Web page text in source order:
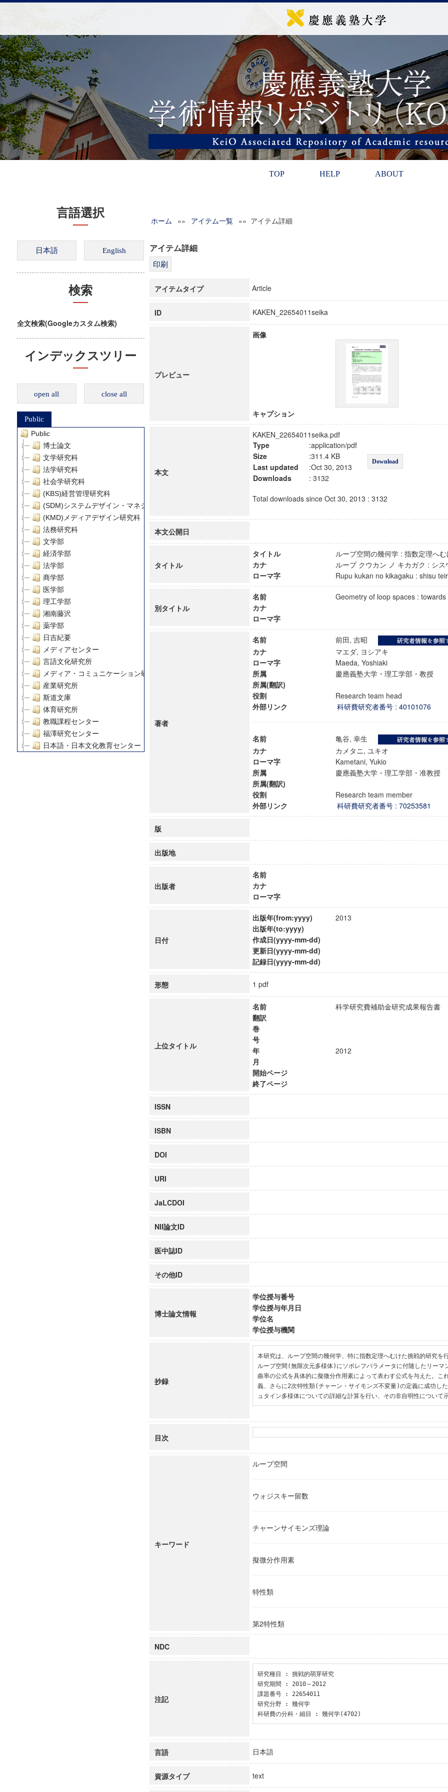
TOP HELP ABOUT
言語選択
検索
全文検索(Googleカスタム検索)
インデックスツリー
open all close all
Public
Public
博士論文
文学研究科
法学研究科
社会学研究科
(KBS)経営管理研究科
(SDM)システムデザイン・マネジメント研究科
(KMD)メディアデザイン研究科
法務研究科
文学部
経済学部
法学部
商学部
医学部
理工学部
湘南藤沢
薬学部
日吉紀要
メディアセンター
言語文化研究所
メディア・コミュニケーション研究所
産業研究所
斯道文庫
体育研究所
教職課程センター
福澤研究センター
日本語・日本文化教育センター
慶應義塾大学グローバルCOEプログラム市民社会ガバナンス教育研究センター
慶應義塾大学グローバルCOEプログラム論理と感性の先端的教育研究拠点
博士課程教育リーディングプログラム「超成熟社会発展のサイエンス」
ホーム »» アイテム一覧 »» アイテム詳細
アイテム詳細
アイテムタイプ Article
ID KAKEN_22654011seika
プレビュー
画像
キャプション
本文
KAKEN_22654011seika.pdf
Type
:application/pdf
Download
Size
:311.4 KB
Last updated
:Oct 30, 2013
Downloads
: 3132
Total downloads since Oct 30, 2013 : 3132
本文公開日
タイトル
タイトル
ループ空間の幾何学 : 指数定理
カナ
ループ クウカン ノ キカガク : シ
ローマ字
Rupu kukan no kikagaku : shisu
別タイトル
名前
Geometry of loop spaces :
カナ
ローマ字
著者
名前
前田, 吉昭
カナ
マエダ, ヨシアキ
ローマ字
Maeda, Yoshiaki
所属
慶應義塾大学・理工学部・教授
所属(翻訳)
役割
Research team head
外部リンク
科研費研究者番号 : 40101076
名前
亀谷, 幸生
カナ
カメタニ, ユキオ
ローマ字
Kametani, Yukio
所属
慶應義塾大学・理工学部・准教
所属(翻訳)
役割
Research team member
外部リンク
科研費研究者番号 : 70253581
版
出版地
出版者
名前
カナ
ローマ字
日付
出版年(from:yyyy)
2013
出版年(to:yyyy)
作成日(yyyy-mm-dd)
更新日(yyyy-mm-dd)
記録日(yyyy-mm-dd)
形態 1 pdf
上位タイトル
名前
科学研究費補助金研究成果報告
翻訳
巻
号
年
2012
月
開始ページ
終了ページ
ISSN
ISBN
DOI
URI
JaLCDOI
NII論文ID
医中誌ID
その他ID
博士論文情報
学位授与番号
学位授与年月日
学位名
学位授与機関
抄録
本研究は、ループ空間の幾何学、特に指数定理へむけた挑戦的研究を
ループ空間(無限次元多様体)にソボレフパラメータに付随したリーマ
曲率の公式を具体的に擬微分作用素によって表わす公式を与えた。こ
義、さらに2次特性類(チャーン・サイモンズ不変量)の定義に成功し
ュタイン多様体についての詳細な計算を行い、その非自明性について
目次
キーワード
ループ空間
ウォジスキー留数
チャーンサイモンズ理論
擬微分作用素
特性類
第2特性類
NDC
注記
研究種目 : 挑戦的萌芽研究
研究期間 : 2010～2012
課題番号 : 22654011
研究分野 : 幾何学
科研費の分科・細目 : 幾何学(4702)
言語 日本語
資源タイプ text